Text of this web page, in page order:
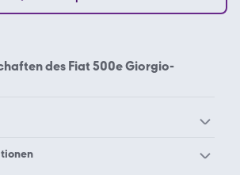
des Fiat 500e Giorgio-